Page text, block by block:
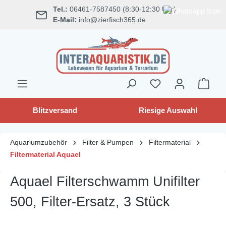
springen Tel.: 06461-7587450 (8:30-12:30 Uhr)
E-Mail: info@zierfisch365.de
Blitzversand Riesige Auswahl
Aquariumzubehör Filter & Pumpen
Filtermaterial
Filtermaterial Aquael
Aquael Filterschwamm Unifilter
500, Filter-Ersatz, 3 Stück